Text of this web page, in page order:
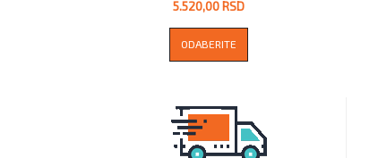
5.520,00 RSD
ODABERITE